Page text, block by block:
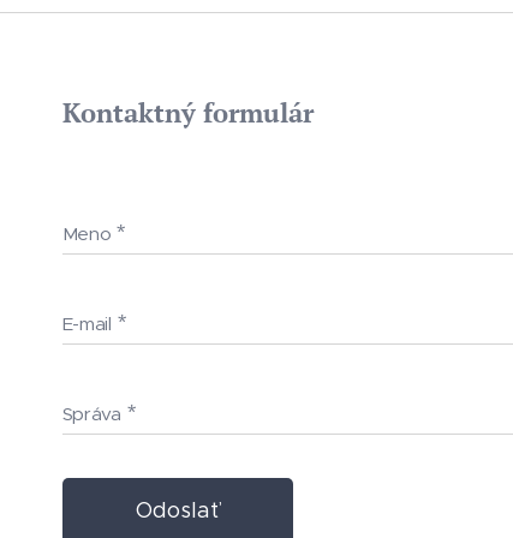
Kontaktný formulár
Meno
E-mail
Správa
Odoslať